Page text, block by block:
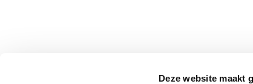
Deze website maakt